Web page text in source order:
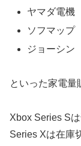
ヤマダ電機
ソフマップ
ジョーシン
といった家電量
Xbox Series S
Series Xは在庫